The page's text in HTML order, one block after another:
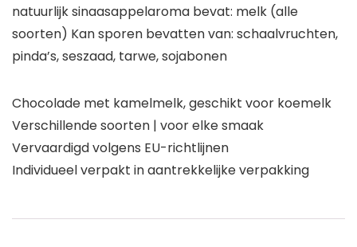
natuurlijk sinaasappelaroma bevat: melk (alle
soorten) Kan sporen bevatten van: schaalvruchten,
pinda’s, seszaad, tarwe, sojabonen
Chocolade met kamelmelk, geschikt voor koemelk
Verschillende soorten | voor elke smaak
Vervaardigd volgens EU-richtlijnen
Individueel verpakt in aantrekkelijke verpakking